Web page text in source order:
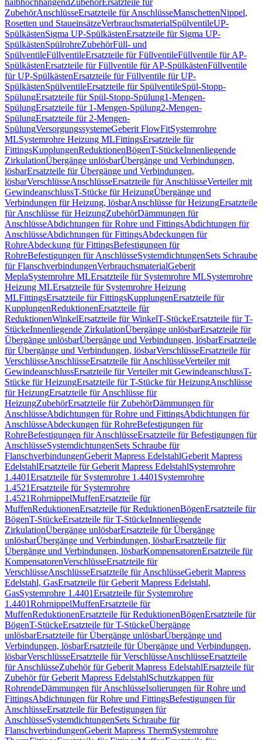
halbhochhängendZubehörErsatzteile für
ZubehörAnschlüsseErsatzteile für AnschlüsseManschettenNippel,
Rosetten und StaueinsätzeVerbrauchsmaterialSpülventileUP-
SpülkästenSigma UP-SpülkästenErsatzteile für Sigma UP-
SpülkästenSpülrohreZubehörFüll- und
SpülventileFüllventileErsatzteile für FüllventileFüllventile für AP-
SpülkästenErsatzteile für Füllventile für AP-SpülkästenFüllventile
für UP-SpülkästenErsatzteile für Füllventile für UP-
SpülkästenSpülventileErsatzteile für SpülventileSpül-Stopp-
SpülungErsatzteile für Spül-Stopp-Spülung1-Mengen-
SpülungErsatzteile für 1-Mengen-Spülung2-Mengen-
SpülungErsatzteile für 2-Mengen-
SpülungVersorgungssystemeGeberit FlowFitSystemrohre
MLSystemrohre Heizung MLFittingsErsatzteile für
FittingsKupplungenReduktionenBögenT-StückeInnenliegende
ZirkulationÜbergänge unlösbarÜbergänge und Verbindungen,
lösbarErsatzteile für Übergänge und Verbindungen,
lösbarVerschlüsseAnschlüsseErsatzteile für AnschlüsseVerteiler mit
GewindeanschlussT-Stücke für HeizungÜbergänge und
Verbindungen für Heizung, lösbarAnschlüsse für HeizungErsatzteile
für Anschlüsse für HeizungZubehörDämmungen für
AnschlüsseAbdichtungen für Rohre und FittingsAbdichtungen für
AnschlüsseAbdichtungen für FittingsAbdeckungen für
RohreAbdeckung für FittingsBefestigungen für
RohreBefestigungen für AnschlüsseSystemdichtungenSets Schraube
für FlanschverbindungenVerbrauchsmaterialGeberit
MeplaSystemrohre MLErsatzteile für Systemrohre MLSystemrohre
Heizung MLErsatzteile für Systemrohre Heizung
MLFittingsErsatzteile für FittingsKupplungenErsatzteile für
KupplungenReduktionenErsatzteile für
ReduktionenWinkelErsatzteile für WinkelT-StückeErsatzteile für T-
StückeInnenliegende ZirkulationÜbergänge unlösbarErsatzteile für
Übergänge unlösbarÜbergänge und Verbindungen, lösbarErsatzteile
für Übergänge und Verbindungen, lösbarVerschlüsseErsatzteile für
VerschlüsseAnschlüsseErsatzteile für AnschlüsseVerteiler mit
GewindeanschlussErsatzteile für Verteiler mit GewindeanschlussT-
Stücke für HeizungErsatzteile für T-Stücke für HeizungAnschlüsse
für HeizungErsatzteile für Anschlüsse für
HeizungZubehörErsatzteile für ZubehörDämmungen für
AnschlüsseAbdichtungen für Rohre und FittingsAbdichtungen für
AnschlüsseAbdeckungen für RohreBefestigungen für
RohreBefestigungen für AnschlüsseErsatzteile für Befestigungen für
AnschlüsseSystemdichtungenSets Schraube für
FlanschverbindungenGeberit Mapress EdelstahlGeberit Mapress
EdelstahlErsatzteile für Geberit Mapress EdelstahlSystemrohre
1.4401Ersatzteile für Systemrohre 1.4401 Systemrohre
1.4521Ersatzteile für Systemrohre
1.4521RohrnippelMuffenErsatzteile für
MuffenReduktionenErsatzteile für ReduktionenBögenErsatzteile für
BögenT-StückeErsatzteile für T-StückeInnenliegende
ZirkulationÜbergänge unlösbarErsatzteile für Übergänge
unlösbarÜbergänge und Verbindungen, lösbarErsatzteile für
Übergänge und Verbindungen, lösbarKompensatorenErsatzteile für
KompensatorenVerschlüsseErsatzteile für
VerschlüsseAnschlüsseErsatzteile für AnschlüsseGeberit Mapress
Edelstahl, GasErsatzteile für Geberit Mapress Edelstahl,
GasSystemrohre 1.4401Ersatzteile für Systemrohre
1.4401RohrnippelMuffenErsatzteile für
MuffenReduktionenErsatzteile für ReduktionenBögenErsatzteile für
BögenT-StückeErsatzteile für T-StückeÜbergänge
unlösbarErsatzteile für Übergänge unlösbarÜbergänge und
Verbindungen, lösbarErsatzteile für Übergänge und Verbindungen,
lösbarVerschlüsseErsatzteile für VerschlüsseAnschlüsseErsatzteile
für AnschlüsseZubehör für Geberit Mapress EdelstahlErsatzteile für
Zubehör für Geberit Mapress EdelstahlSchutzkappen für
RohrendeDämmungen für AnschlüsseIsolierungen für Rohre und
FittingsAbdichtungen für Rohre und FittingsBefestigungen für
AnschlüsseErsatzteile für Befestigungen für
AnschlüsseSystemdichtungenSets Schraube für
FlanschverbindungenGeberit Mapress ThermSystemrohre